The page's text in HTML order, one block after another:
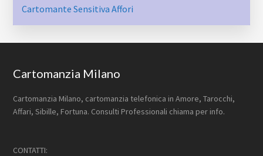
Cartomante Sensitiva Affori
Footer
Cartomanzia Milano
Cartomanzia Milano, cartomanzia telefonica in Amore, Tarocchi,
Affari, Sibille, Fortuna. Consulti Professionali chiama per info.
CONTATTI: